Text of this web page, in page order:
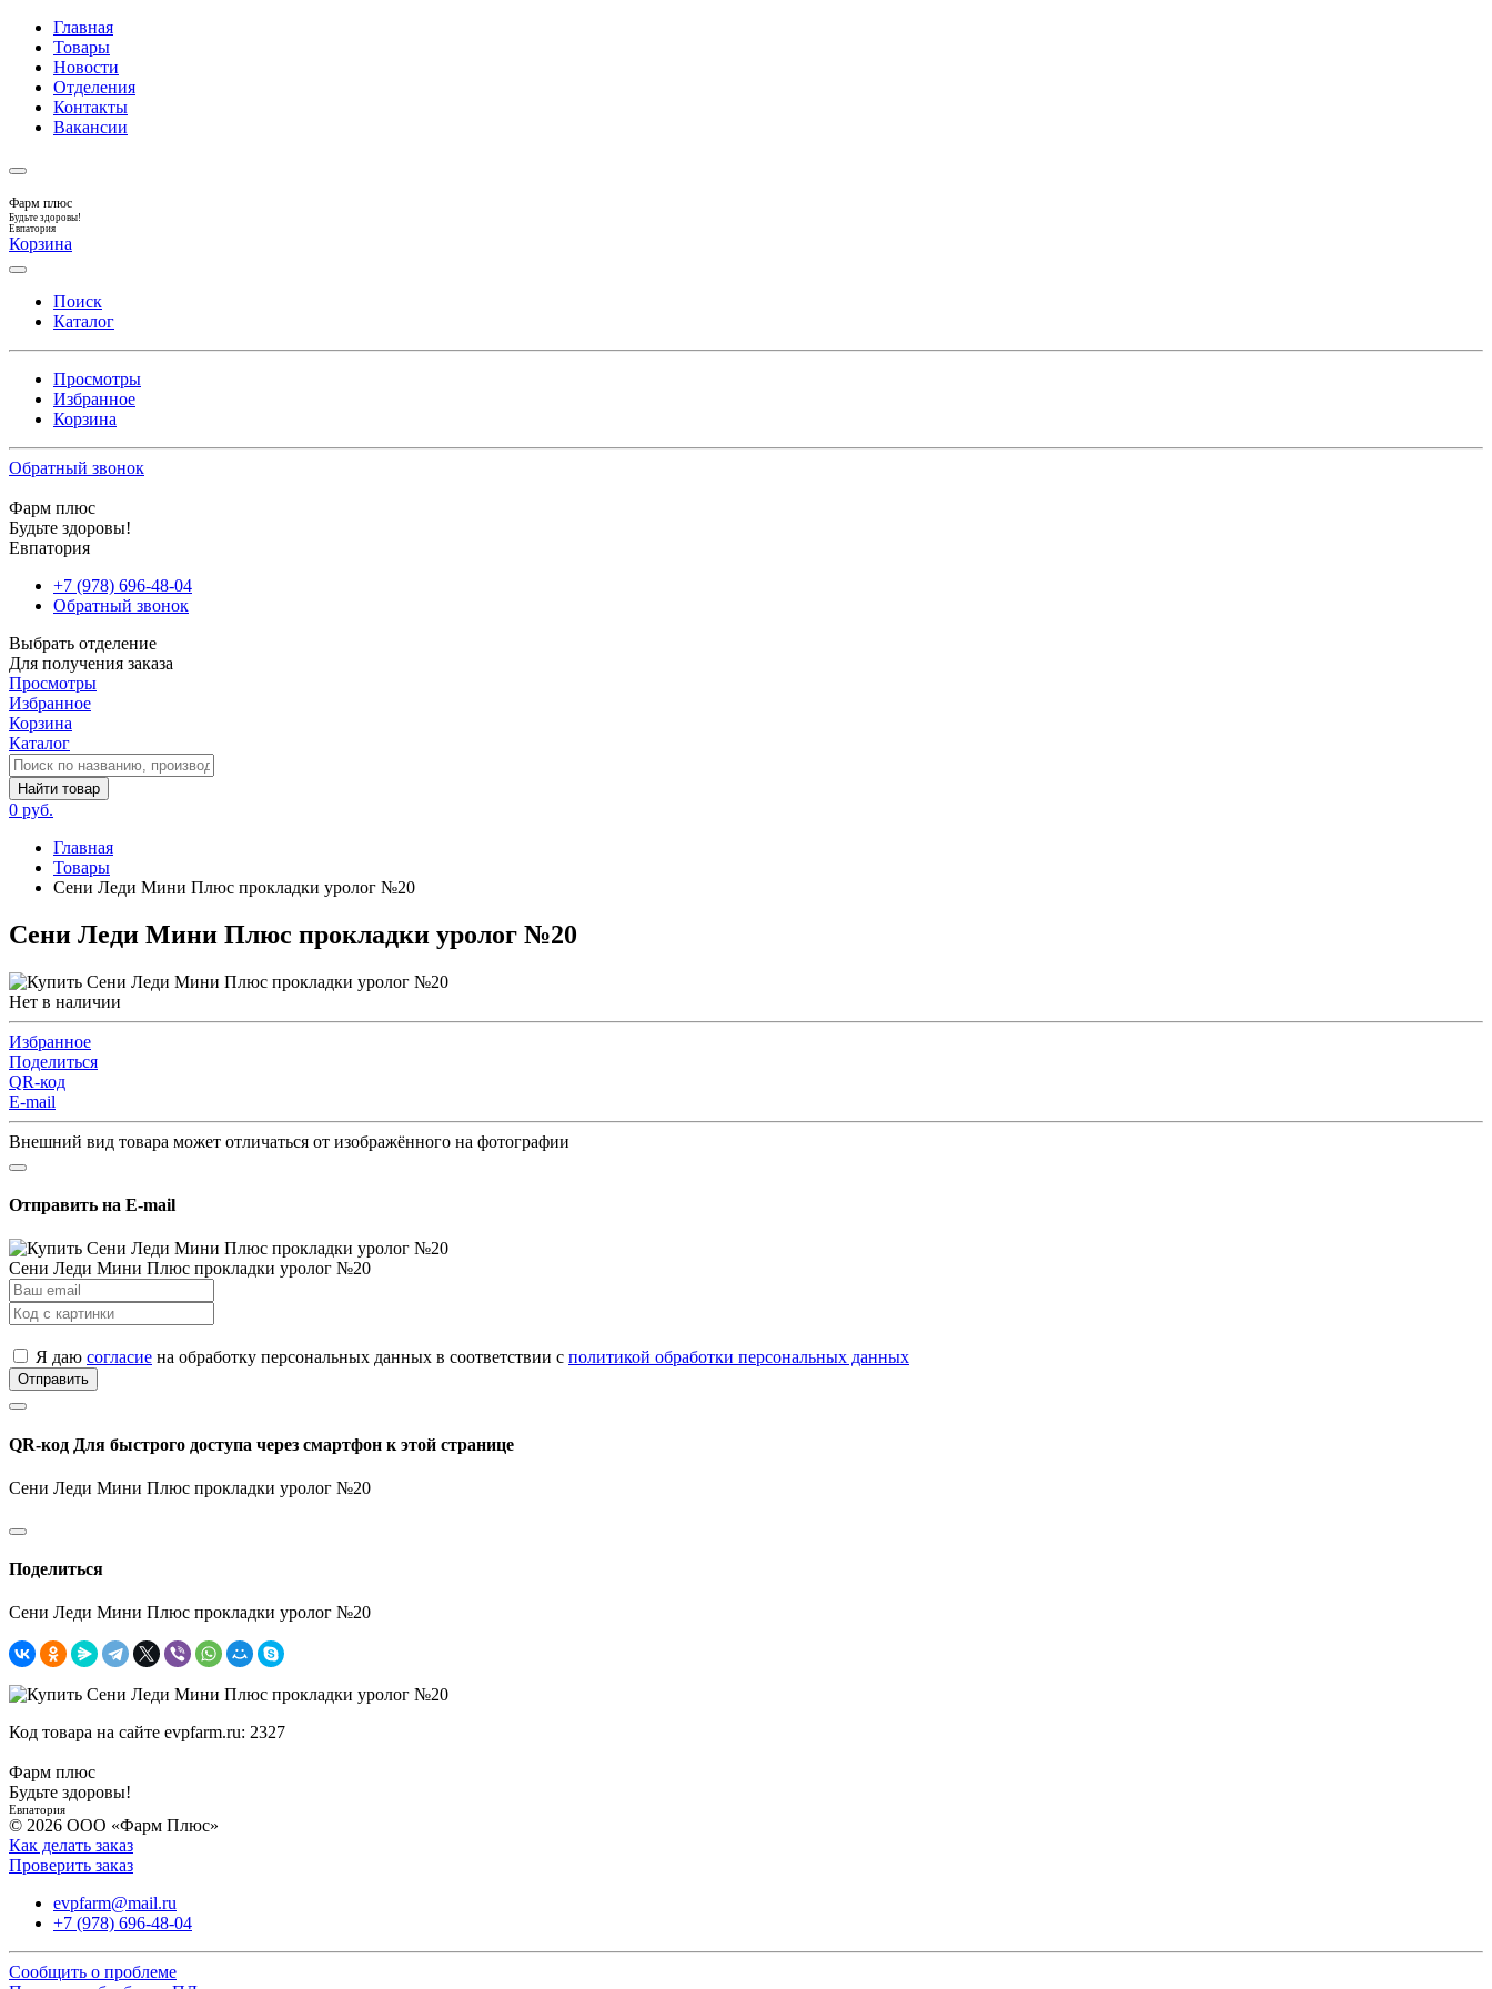
Главная
Товары
Новости
Отделения
Контакты
Вакансии
Фарм плюс
Будьте здоровы!
Евпатория
Корзина
Поиск
Каталог
Просмотры
Избранное
Корзина
Обратный звонок
Фарм плюс
Будьте здоровы!
Евпатория
+7 (978) 696-48-04
Обратный звонок
Выбрать отделение
Для получения заказа
Просмотры
Избранное
Корзина
Каталог
Найти товар
0 руб.
Главная
Товары
Сени Леди Мини Плюс прокладки уролог №20
Сени Леди Мини Плюс прокладки уролог №20
Нет в наличии
Избранное
Поделиться
QR-код
E-mail
Внешний вид товара может отличаться от изображённого на фотографии
Отправить на E-mail
Сени Леди Мини Плюс прокладки уролог №20
Я даю согласие на обработку персональных данных в соответствии с политикой обработки персональных данных
Отправить
QR-код Для быстрого доступа через смартфон к этой странице
Сени Леди Мини Плюс прокладки уролог №20
Поделиться
Сени Леди Мини Плюс прокладки уролог №20
Код товара на сайте evpfarm.ru: 2327
Фарм плюс
Будьте здоровы!
Евпатория
© 2026 ООО «Фарм Плюс»
Как делать заказ
Проверить заказ
evpfarm@mail.ru
+7 (978) 696-48-04
Сообщить о проблеме